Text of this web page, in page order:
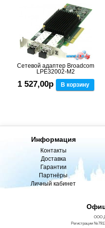
Сетевой адаптер Broadcom
LPE32002-M2
1 527,00р В корзину
Информация
Контакты
Доставка
Гарантии
Партнёры
Личный кабинет
ООО
Регистрации